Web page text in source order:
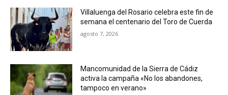
Villaluenga del Rosario celebra este fin de
semana el centenario del Toro de Cuerda
agosto 7, 2026
Mancomunidad de la Sierra de Cádiz
activa la campaña «No los abandones,
tampoco en verano»